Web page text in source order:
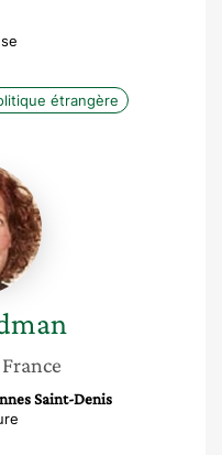
étrangère
Saint-Denis